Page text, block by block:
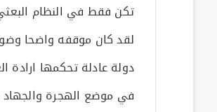
تكن فقط في النظام
لقد كان موقفه واضحا
دولة عادلة تحكمها ارادة
في موضع الهجرة والجهاد